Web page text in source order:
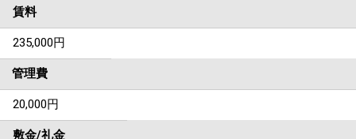
賃料
235,000円
管理費
20,000円
敷金/礼金